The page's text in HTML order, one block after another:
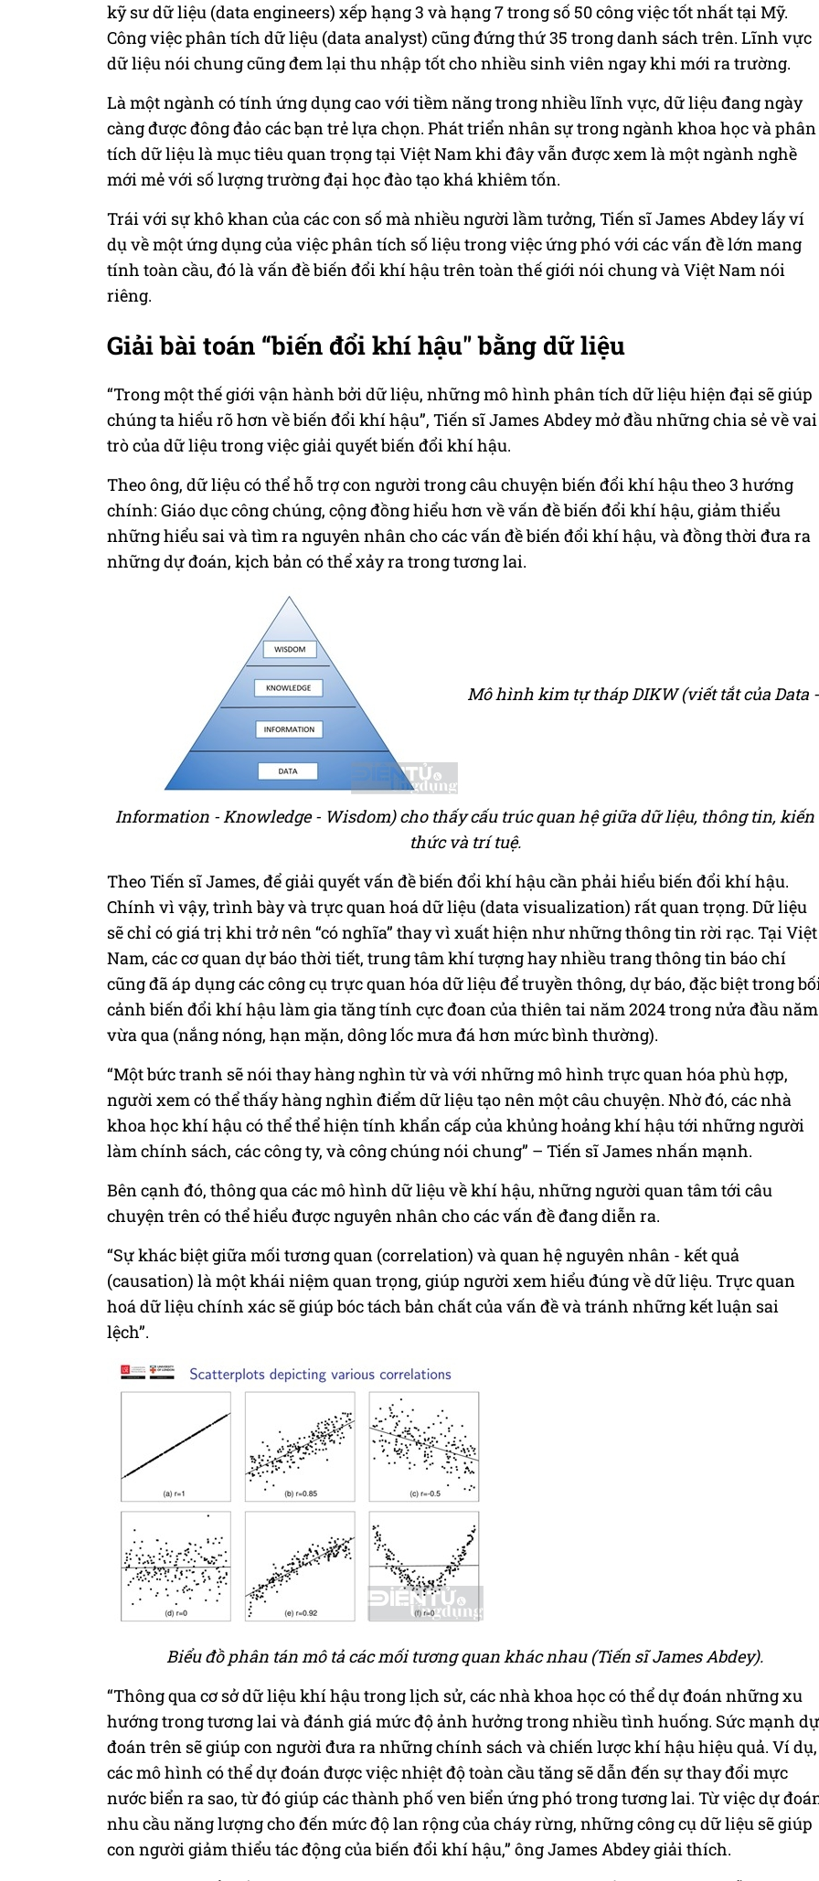
kỹ sư dữ liệu (data engineers) xếp hạng 3 và hạng 7 trong số 50 công việc tốt nhất tại Mỹ.
Công việc phân tích dữ liệu (data analyst) cũng đứng thứ 35 trong danh sách trên. Lĩnh vực
dữ liệu nói chung cũng đem lại thu nhập tốt cho nhiều sinh viên ngay khi mới ra trường.
Là một ngành có tính ứng dụng cao với tiềm năng trong nhiều lĩnh vực, dữ liệu đang ngày
càng được đông đảo các bạn trẻ lựa chọn. Phát triển nhân sự trong ngành khoa học và phân
tích dữ liệu là mục tiêu quan trọng tại Việt Nam khi đây vẫn được xem là một ngành nghề
mới mẻ với số lượng trường đại học đào tạo khá khiêm tốn.
Trái với sự khô khan của các con số mà nhiều người lầm tưởng, Tiến sĩ James Abdey lấy ví
dụ về một ứng dụng của việc phân tích số liệu trong việc ứng phó với các vấn đề lớn mang
tính toàn cầu, đó là vấn đề biến đổi khí hậu trên toàn thế giới nói chung và Việt Nam nói
riêng.
Giải bài toán “biến đổi khí hậu" bằng dữ liệu
“Trong một thế giới vận hành bởi dữ liệu, những mô hình phân tích dữ liệu hiện đại sẽ giúp
chúng ta hiểu rõ hơn về biến đổi khí hậu”, Tiến sĩ James Abdey mở đầu những chia sẻ về vai
trò của dữ liệu trong việc giải quyết biến đổi khí hậu.
Theo ông, dữ liệu có thể hỗ trợ con người trong câu chuyện biến đổi khí hậu theo 3 hướng
chính: Giáo dục công chúng, cộng đồng hiểu hơn về vấn đề biến đổi khí hậu, giảm thiểu
những hiểu sai và tìm ra nguyên nhân cho các vấn đề biến đổi khí hậu, và đồng thời đưa ra
những dự đoán, kịch bản có thể xảy ra trong tương lai.
Mô hình kim tự tháp DIKW (viết tắt của Data -
Information - Knowledge - Wisdom) cho thấy cấu trúc quan hệ giữa dữ liệu, thông tin, kiến
thức và trí tuệ.
Theo Tiến sĩ James, để giải quyết vấn đề biến đổi khí hậu cần phải hiểu biến đổi khí hậu.
Chính vì vậy, trình bày và trực quan hoá dữ liệu (data visualization) rất quan trọng. Dữ liệu
sẽ chỉ có giá trị khi trở nên “có nghĩa” thay vì xuất hiện như những thông tin rời rạc. Tại Việt
Nam, các cơ quan dự báo thời tiết, trung tâm khí tượng hay nhiều trang thông tin báo chí
cũng đã áp dụng các công cụ trực quan hóa dữ liệu để truyền thông, dự báo, đặc biệt trong
cảnh biến đổi khí hậu làm gia tăng tính cực đoan của thiên tai năm 2024 trong nửa đầu năm
vừa qua (nắng nóng, hạn mặn, dông lốc mưa đá hơn mức bình thường).
“Một bức tranh sẽ nói thay hàng nghìn từ và với những mô hình trực quan hóa phù hợp,
người xem có thể thấy hàng nghìn điểm dữ liệu tạo nên một câu chuyện. Nhờ đó, các nhà
khoa học khí hậu có thể thể hiện tính khẩn cấp của khủng hoảng khí hậu tới những người
làm chính sách, các công ty, và công chúng nói chung” – Tiến sĩ James nhấn mạnh.
Bên cạnh đó, thông qua các mô hình dữ liệu về khí hậu, những người quan tâm tới câu
chuyện trên có thể hiểu được nguyên nhân cho các vấn đề đang diễn ra.
“Sự khác biệt giữa mối tương quan (correlation) và quan hệ nguyên nhân - kết quả
(causation) là một khái niệm quan trọng, giúp người xem hiểu đúng về dữ liệu. Trực quan
hoá dữ liệu chính xác sẽ giúp bóc tách bản chất của vấn đề và tránh những kết luận sai
lệch”.
Biểu đồ phân tán mô tả các mối tương quan khác nhau (Tiến sĩ James Abdey).
“Thông qua cơ sở dữ liệu khí hậu trong lịch sử, các nhà khoa học có thể dự đoán những xu
hướng trong tương lai và đánh giá mức độ ảnh hưởng trong nhiều tình huống. Sức mạnh dự
đoán trên sẽ giúp con người đưa ra những chính sách và chiến lược khí hậu hiệu quả. Ví dụ,
các mô hình có thể dự đoán được việc nhiệt độ toàn cầu tăng sẽ dẫn đến sự thay đổi mực
nước biển ra sao, từ đó giúp các thành phố ven biển ứng phó trong tương lai. Từ việc dự
nhu cầu năng lượng cho đến mức độ lan rộng của cháy rừng, những công cụ dữ liệu sẽ giúp
con người giảm thiểu tác động của biến đổi khí hậu,” ông James Abdey giải thích.